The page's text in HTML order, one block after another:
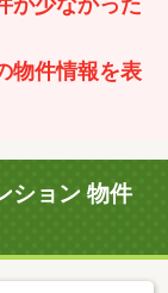
が少なかった
物件情報を表
ション 物件